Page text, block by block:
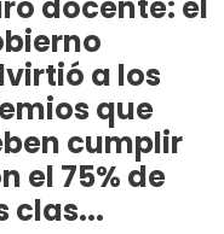
a los
que
cumplir
el 75% de
clas...